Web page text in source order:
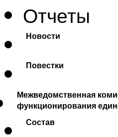
Отчеты
Новости
Повестки
Межведомственная
функционирования
Состав